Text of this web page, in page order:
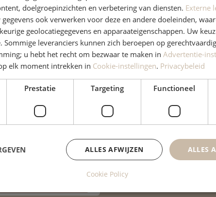
Helen Bitancourt
Fysiotherapeut
René Kwant
Manueel therapeut
doelgroepinzichten en verbetering van diensten. Externe
ook verwerken voor deze en andere doeleinden,
geolocatiegegevens en apparaateigenschappen. Uw
Sommige leveranciers kunnen zich beroepen op
u hebt het recht om bezwaar te maken in Advertentie-
elk moment intrekken in Cookie-instellingen. Privacybeleid
Prestatie Targeting
Functioneel
ALLES
ALLES AFWIJZEN
Cookie Policy